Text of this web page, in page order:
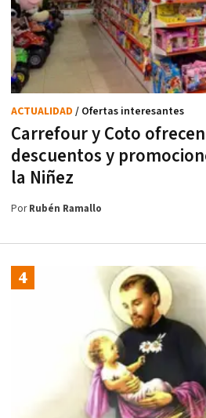
Carrefour y Coto
descuentos y
la Niñez
ACTUALIDAD / Ofertas interesantes
PorRubén Ramallo